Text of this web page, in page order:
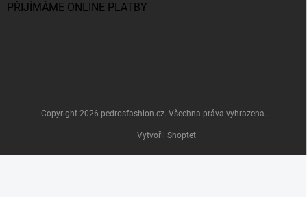
PŘIJÍMÁME ONLINE PLATBY
Vytvořil Shoptet
Copyright 2026 pedrosfashion.cz. Všechna práva vyhrazena.